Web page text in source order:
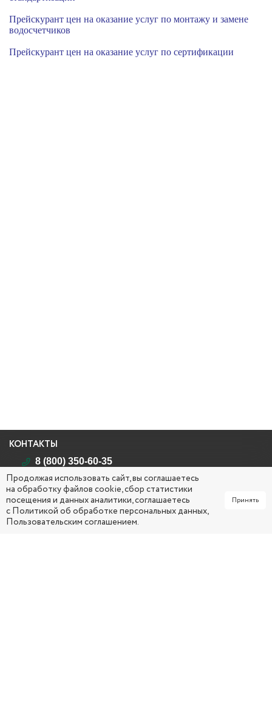
Прейскурант цен на оказание услуг по монтажу и замене
водосчетчиков
Прейскурант цен на оказание услуг по сертификации
КОНТАКТЫ
8 (800) 350-60-35
Республика Саха (Якутия)
г. Якутск, ул. Кирова, д. 26
mail@yakcsm.ru
ПН - ЧТ 09:00 ч. – 18:00 ч. (обед: 13:00 ч. – 14:00 ч.)
Продолжая использовать сайт, вы соглашаетесь
на обработку файлов cookie, сбор статистики
посещения и данных аналитики, соглашаетесь
сПолитикой об обработке персональных данных,
Пользовательским соглашением.
Принять